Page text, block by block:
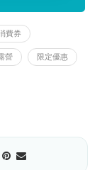
費券
營 限定優惠